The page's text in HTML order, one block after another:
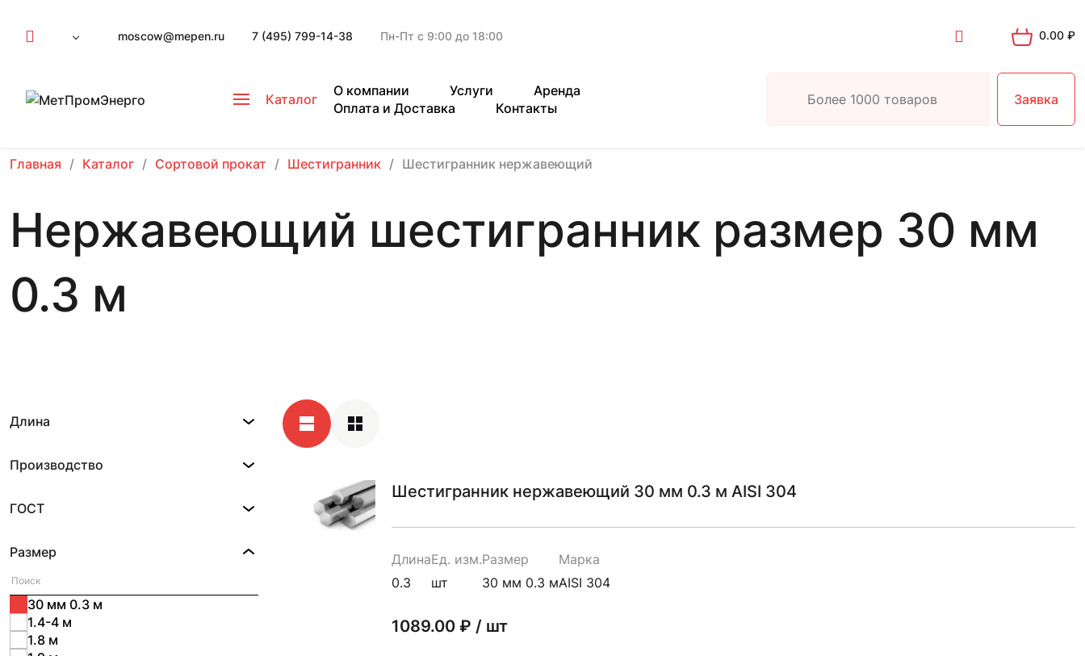
moscow@mepen.ru 7 (495) 799-14-38 Пн-Пт с 9:00 до 18:00 0.00 ₽
Каталог
О компании Услуги
Аренда
Оплата и Доставка
Контакты
Заявка
Главная Каталог Сортовой прокат Шестигранник Шестигранник нержавеющий
Нержавеющий шестигранник размер 30 мм
0.3 м
Длина
Производство
ГОСТ
Размер
1.4-4 м
1.8 м
30 мм 0.3 м
Шестигранник нержавеющий 30 мм 0.3 м AISI 304
Длина
0.3
Ед. изм.
шт
Размер
30 мм 0.3 м
Марка
AISI 304
1089.00₽ / шт